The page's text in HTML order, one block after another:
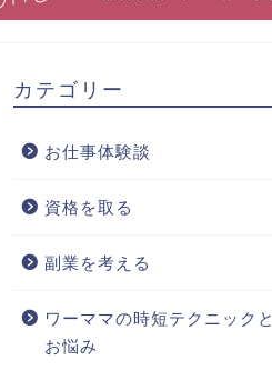
カテゴリー
お仕事体験談
資格を取る
副業を考える
ワーママの時短テクニックと
お悩み